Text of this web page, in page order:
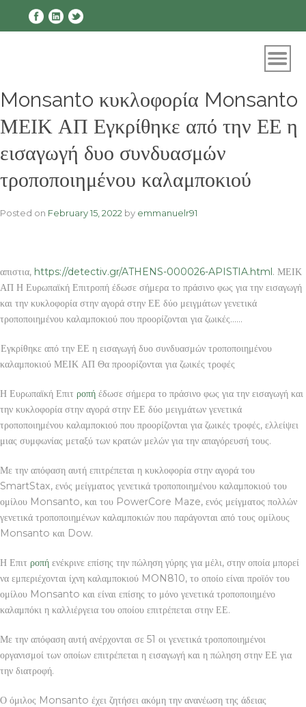
Monsanto κυκλοφορία Monsanto
ΜΕΙΚ ΑΠ Εγκρίθηκε από την ΕΕ η
εισαγωγή δυο συνδυασμών
τροποποιημένου καλαμποκιού
Posted on February 15, 2022 by emmanuelr91
απιστια, https://detectiv.gr/ATHENS-000026-APISTIA.html. ΜΕΙΚ
ΑΠ Η Ευρωπαϊκή Επιτροπή έδωσε σήμερα το πράσινο φως για την εισαγωγή
και την κυκλοφορία στην αγορά στην ΕΕ δύο μειγμάτων γενετικά
τροποποιημένου καλαμποκιού που προορίζονται για ζωικές……
Εγκρίθηκε από την ΕΕ η εισαγωγή δυο συνδυασμών τροποποιημένου
καλαμποκιού ΜΕΙΚ ΑΠ Θα προορίζονται για ζωικές τροφές
Η Ευρωπαϊκή Επιτ ροπή έδωσε σήμερα το πράσινο φως για την εισαγωγή και
την κυκλοφορία στην αγορά στην ΕΕ δύο μειγμάτων γενετικά
τροποποιημένου καλαμποκιού που προορίζονται για ζωικές τροφές, ελλείψει
μιας συμφωνίας μεταξύ των κρατών μελών για την απαγόρευσή τους.
Με την απόφαση αυτή επιτρέπεται η κυκλοφορία στην αγορά του
SmartStax, ενός μείγματος γενετικά τροποποιημένου καλαμποκιού του
ομίλου Monsanto, και του PowerCore Maze, ενός μείγματος πολλών
γενετικά τροποποιημένων καλαμποκιών που παράγονται από τους ομίλους
Monsanto και Dow.
Η Επιτ ροπή ενέκρινε επίσης την πώληση γύρης για μέλι, στην οποία μπορεί
να εμπεριέχονται ίχνη καλαμποκιού MON810, το οποίο είναι προϊόν του
ομίλου Monsanto και είναι επίσης το μόνο γενετικά τροποποιημένο
καλαμπόκι η καλλιέργεια του οποίου επιτρέπεται στην ΕΕ.
Με την απόφαση αυτή ανέρχονται σε 51 οι γενετικά τροποποιημένοι
οργανισμοί των οποίων επιτρέπεται η εισαγωγή και η πώληση στην ΕΕ για
την διατροφή.
Ο όμιλος Monsanto έχει ζητήσει ακόμη την ανανέωση της άδειας